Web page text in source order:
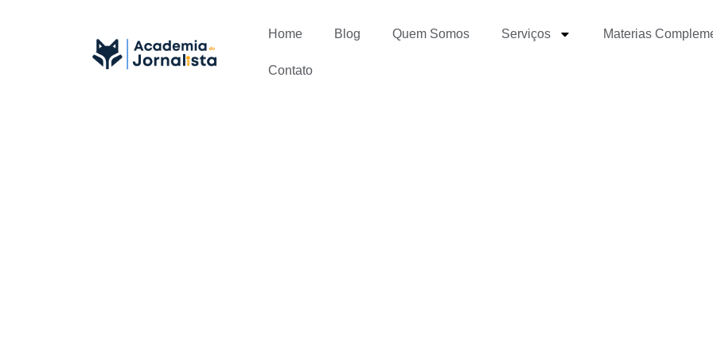
Home Blog Quem Somos Serviços Materias
Contato